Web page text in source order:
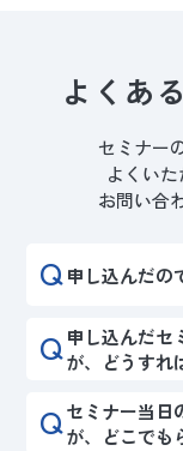
よくあ
セミナー
よくいた
お問い合
Q 申し込んだの
Q 申し込んだセ
が、どうすれ
Qセミナー当日
が、どこでも